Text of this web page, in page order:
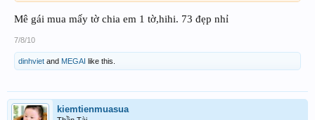
Mê gái mua mấy tờ chia em 1 tờ,hihi. 73 đẹp nhỉ
7/8/10
dinhviet and MEGAI like this.
kiemtienmuasua